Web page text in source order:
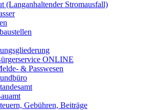
(Langanhaltender Stromausfall)
ONLINE
& Passwesen
Gebühren, Beiträge